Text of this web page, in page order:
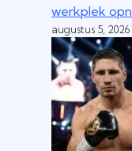
werkplek
augustus 5, 2026